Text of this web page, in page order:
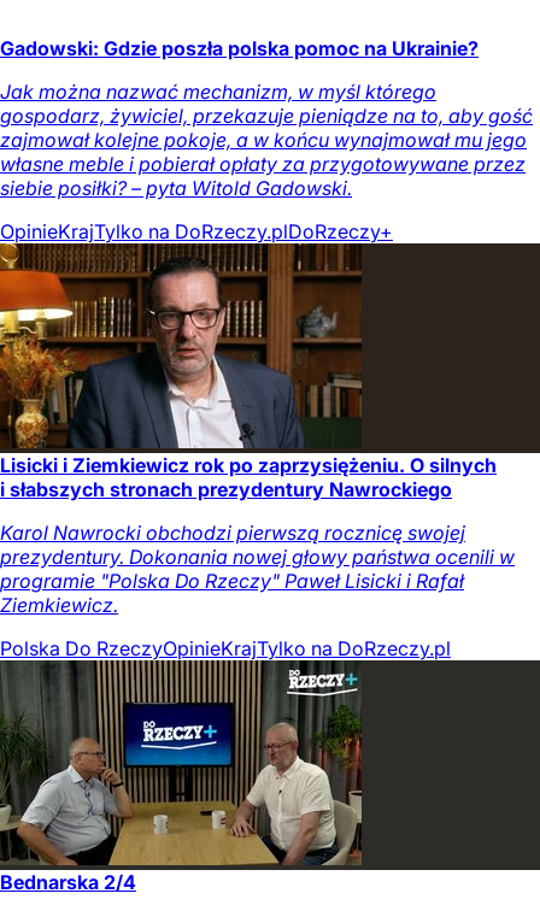
Gadowski: Gdzie poszła polska pomoc na Ukrainie?
Jak można nazwać mechanizm, w myśl którego
gospodarz, żywiciel, przekazuje pieniądze na to, aby gość
zajmował kolejne pokoje, a w końcu wynajmował mu jego
własne meble i pobierał opłaty za przygotowywane przez
siebie posiłki? – pyta Witold Gadowski.
OpinieKrajTylko na DoRzeczy.plDoRzeczy+
Lisicki i Ziemkiewicz rok po zaprzysiężeniu. O silnych
i słabszych stronach prezydentury Nawrockiego
Karol Nawrocki obchodzi pierwszą rocznicę swojej
prezydentury. Dokonania nowej głowy państwa ocenili w
programie "Polska Do Rzeczy" Paweł Lisicki i Rafał
Ziemkiewicz.
Polska Do RzeczyOpinieKrajTylko na DoRzeczy.pl
Bednarska 2/4